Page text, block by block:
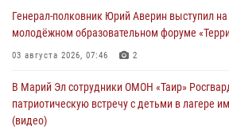
празднования Дня ВДВ и проведения
Раимкуля Малахбекова
03 августа 2026, 06:52 7
Центральная войсковая комендатура
образования 2 августа
02 августа 2026, 11:44
Генерал-полковник Юрий Аверин выступил
молодёжном образовательном форуме
03 августа 2026, 07:46 2
В Марий Эл сотрудники ОМОН «Таир»
патриотическую встречу с детьми в лагере
(видео)